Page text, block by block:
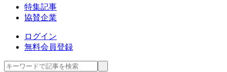
特集記事
協賛企業
ログイン
無料会員登録